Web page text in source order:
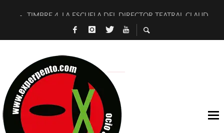
TIMBRE 4, LA ESCUELA DEL DIRECTOR TEATRAL CLAUDIO
30 AÑOS (NO ES NADA) DE LA KATARSIS DEL TOMATAZO
D’BALDOMEROS REINVENTAN [BITÁCORA 3.0] EN EXVITA
MARSHALL FLASH PRESENTA EN EXVITA [RELATIVA
JOFRE BARDAGÍ EN EXVITA INTERPRETANDO A SERRAT
YORCH PRESENTA [CURSO DE ARMONÍA PERSECUTORIA]